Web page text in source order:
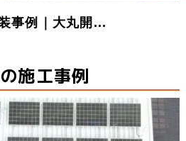
事例｜大丸開...
施工事例